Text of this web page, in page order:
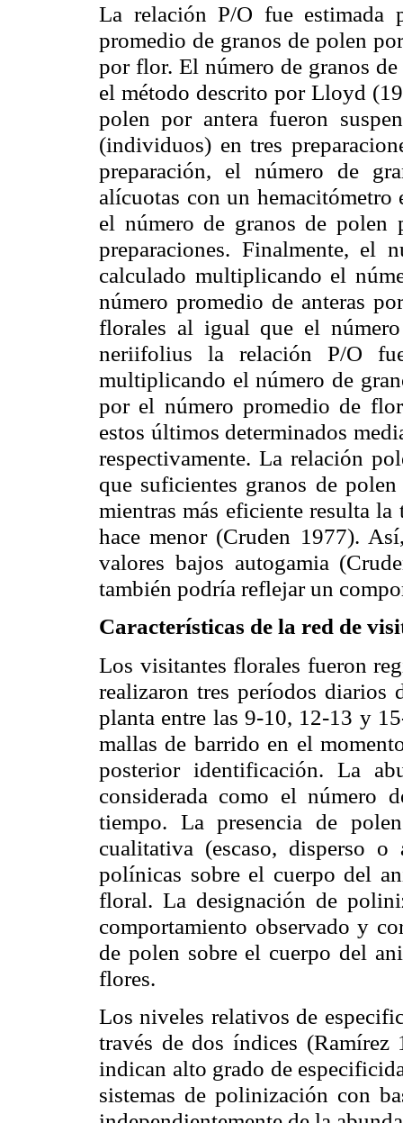
La relación P/O fue estimada
promedio de granos de polen
por flor. El número de granos
el método descrito por Lloyd
polen por antera fueron
(individuos) en tres
preparación, el número de
alícuotas con un hemacitómetro
el número de granos de polen
preparaciones. Finalmente,
calculado multiplicando el
número promedio de anteras
florales al igual que el
neriifolius la relación P/O
multiplicando el número de
por el número promedio de
estos últimos determinados
respectivamente. La relación
que suficientes granos de
mientras más eficiente resulta
hace menor (Cruden 1977).
valores bajos autogamia (
también podría reflejar un
Características de la red de
Los visitantes florales fueron
realizaron tres períodos diarios
planta entre las 9-10, 12-13 y
mallas de barrido en el
posterior identificación. La
considerada como el número
tiempo. La presencia de
cualitativa (escaso, disperso
polínicas sobre el cuerpo del
floral. La designación de
comportamiento observado y
de polen sobre el cuerpo del
flores.
Los niveles relativos de
través de dos índices
indican alto grado de
sistemas de polinización con